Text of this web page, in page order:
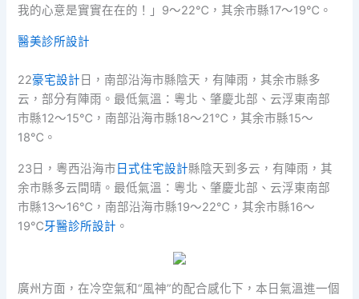
我的心意是實實在在的！」9～22℃，其余市縣17～19℃。
醫美診所設計
22豪宅設計 日，南部沿海市縣陰天，有陣雨，其余市縣多
云，部分有陣雨。最低氣溫：粵北、肇慶北部、云浮東南部
市縣12～15℃，南部沿海市縣18～21℃，其余市縣15～
18℃。
23日，粵西沿海市 日式住宅設計縣陰天到多云，有陣雨，其
余市縣多云間晴。最低氣溫：粵北、肇慶北部、云浮東南部
市縣13～16℃，南部沿海市縣19～22℃，其余市縣16～
19℃牙醫診所設計 。
廣州方面，在冷空氣和“風神”的配合感化下，本日氣溫進一個